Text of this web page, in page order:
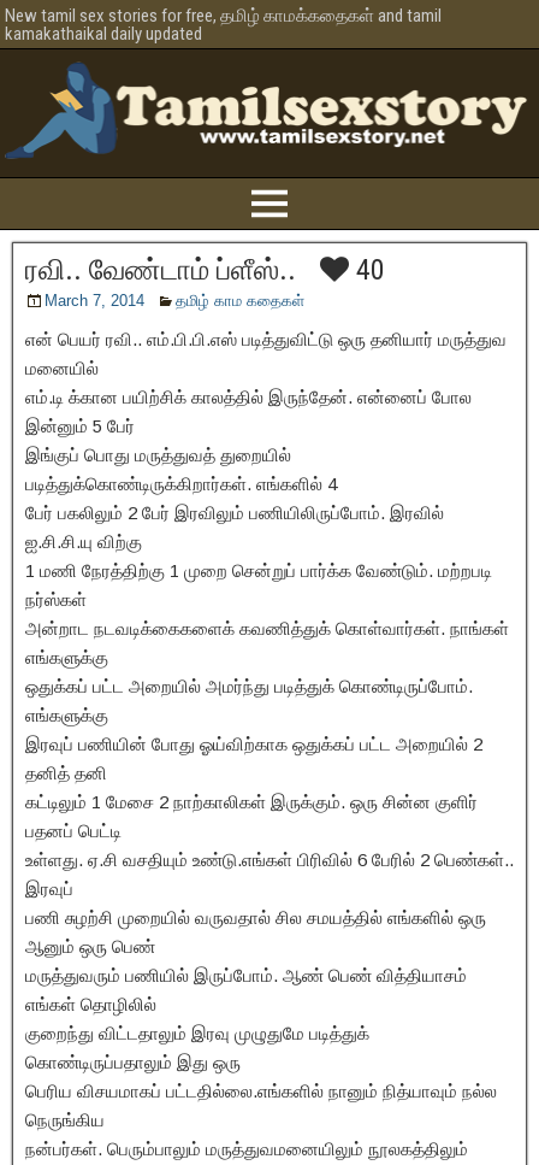
New tamil sex stories for free, தமிழ் காமக்கதைகள் and tamil
kamakathaikal daily updated
ரவி.. வேண்டாம் ப்ளீஸ்.. 40
March 7, 2014 தமிழ் காம கதைகள்
என் பெயர் ரவி.. எம்.பி.பி.எஸ் படித்துவிட்டு ஒரு தனியார் மருத்துவ
மனையில்
எம்.டி க்கான பயிற்சிக் காலத்தில் இருந்தேன். என்னைப் போல
இன்னும் 5 பேர்
இங்குப் பொது மருத்துவத் துறையில்
படித்துக்கொண்டிருக்கிறார்கள். எங்களில் 4
பேர் பகலிலும் 2 பேர் இரவிலும் பணியிலிருப்போம். இரவில்
ஐ.சி.சி.யு விற்கு
1 மணி நேரத்திற்கு 1 முறை சென்றுப் பார்க்க வேண்டும். மற்றபடி
நர்ஸ்கள்
அன்றாட நடவடிக்கைகளைக் கவணித்துக் கொள்வார்கள். நாங்கள்
எங்களுக்கு
ஒதுக்கப் பட்ட அறையில் அமர்ந்து படித்துக் கொண்டிருப்போம்.
எங்களுக்கு
இரவுப் பணியின் போது ஓய்விற்காக ஒதுக்கப் பட்ட அறையில் 2
தனித் தனி
கட்டிலும் 1 மேசை 2 நாற்காலிகள் இருக்கும். ஒரு சின்ன குளிர்
பதனப் பெட்டி
உள்ளது. ஏ.சி வசதியும் உண்டு.எங்கள் பிரிவில் 6 பேரில் 2 பெண்கள்..
இரவுப்
பணி சுழற்சி முறையில் வருவதால் சில சமயத்தில் எங்களில் ஒரு
ஆனும் ஒரு பெண்
மருத்துவரும் பணியில் இருப்போம். ஆண் பெண் வித்தியாசம்
எங்கள் தொழிலில்
குறைந்து விட்டதாலும் இரவு முழுதுமே படித்துக்
கொண்டிருப்பதாலும் இது ஒரு
பெரிய விசயமாகப் பட்டதில்லை.எங்களில் நானும் நித்யாவும் நல்ல
நெருங்கிய
நன்பர்கள். பெரும்பாலும் மருத்துவமனையிலும் நூலகத்திலும்